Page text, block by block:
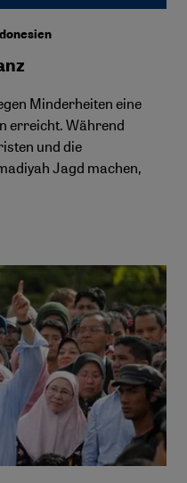
Minderheiten eine
erreicht. Während
und die
Jagd machen,